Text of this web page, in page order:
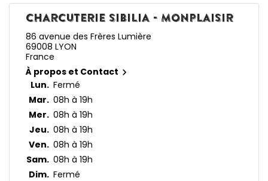
CHARCUTERIE SIBILIA - MONPLAISIR
86 avenue des Frères Lumière
69008 LYON
France
À propos et Contact 
Lun. Fermé
Mar. 08h à 19h
Mer. 08h à 19h
Jeu. 08h à 19h
Ven. 08h à 19h
Sam. 08h à 19h
Dim. Fermé